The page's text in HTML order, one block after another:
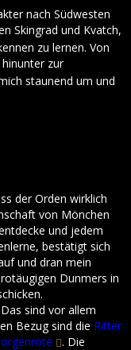
nach Südwesten
Skingrad und Kvatch,
zu lernen. Von
zur
staunend um und
der Orden wirklich
von Mönchen
und jedem
bestätigt sich
und dran mein
Dunmers in
sind vor allem
Bezug sind die Ritter
. Die